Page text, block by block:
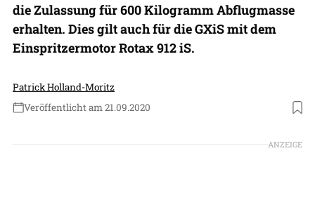
die Zulassung für 600 Kilogramm Abflugmasse
erhalten. Dies gilt auch für die GXiS mit dem
Einspritzermotor Rotax 912 iS.
Patrick Holland-Moritz
Veröffentlicht am 21.09.2020
Foto: Remos
ANZEIGE